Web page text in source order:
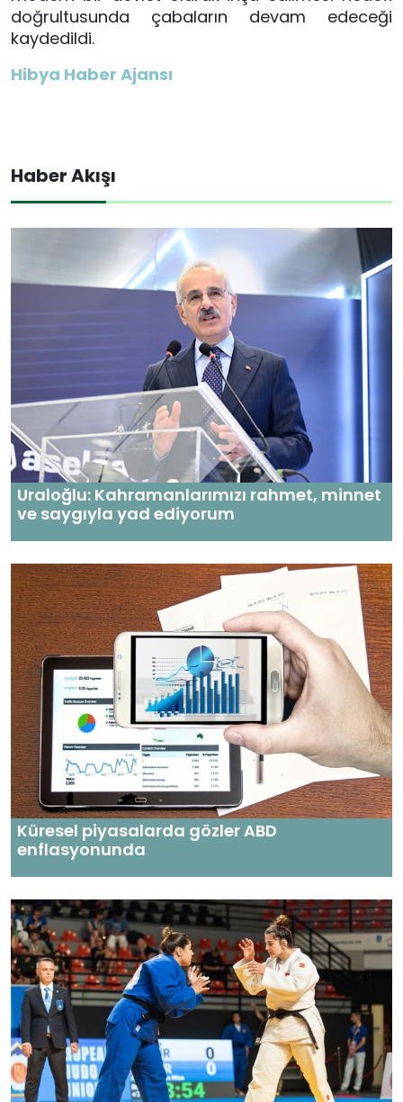
doğrultusunda çabaların devam edeceği
kaydedildi.
Hibya Haber Ajansı
Haber Akışı
Uraloğlu: Kahramanlarımızı rahmet, minnet
ve saygıyla yad ediyorum
Küresel piyasalarda gözler ABD
enflasyonunda